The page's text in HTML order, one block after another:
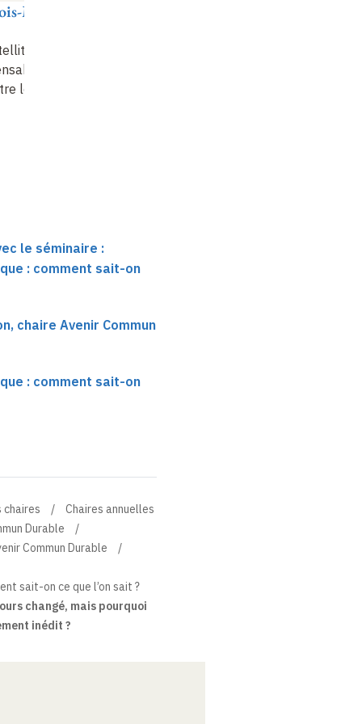
outils
pour
le climat
Marie
le séminaire :
: comment sait-on
chaire Avenir Commun
: comment sait-on
chaires
Chaires annuelles
Durable
Commun Durable
sait-on ce que l’on sait ?
changé, mais pourquoi
inédit ?